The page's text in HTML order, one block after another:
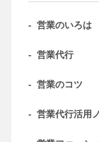
- 営業のいろは
- 営業代行
- 営業のコツ
- 営業代行活用